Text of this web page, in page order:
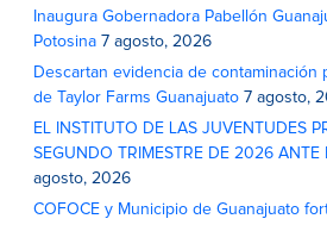
Inaugura Gobernadora Pabellón
Potosina 7 agosto, 2026
Descartan evidencia de contaminación
de Taylor Farms Guanajuato 7 agosto,
EL INSTITUTO DE LAS JUVENTUDES
SEGUNDO TRIMESTRE DE 2026 ANTE
agosto, 2026
COFOCE y Municipio de Guanajuato